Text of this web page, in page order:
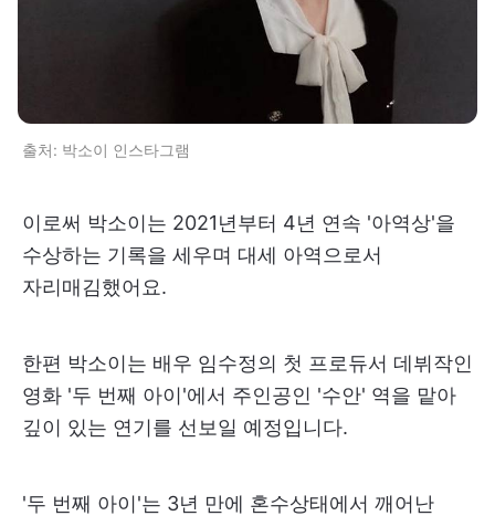
출처: 박소이 인스타그램
이로써 박소이는 2021년부터 4년 연속 '아역상'을
수상하는 기록을 세우며 대세 아역으로서
자리매김했어요.
한편 박소이는 배우 임수정의 첫 프로듀서 데뷔작인
영화 '두 번째 아이'에서 주인공인 '수안' 역을 맡아
깊이 있는 연기를 선보일 예정입니다.
'두 번째 아이'는 3년 만에 혼수상태에서 깨어난